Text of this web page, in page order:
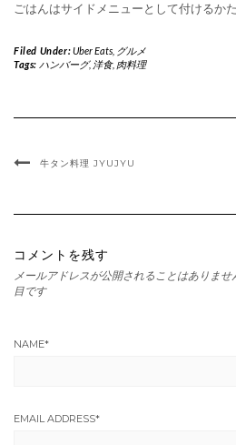
ごはんはサイドメニューとして付けるかた
Filed Under:Uber Eats, グルメ
Tags: ハンバーグ, 洋食, 肉料理
牛タン料理 JYUJYU
コメントを残す
メールアドレスが公開されることはありませ
目です
NAME*
EMAIL ADDRESS*